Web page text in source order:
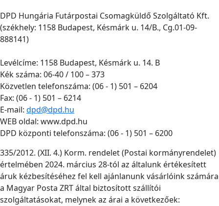
DPD Hungária Futárpostai Csomagküldő Szolgáltató Kft.
(székhely: 1158 Budapest, Késmárk u. 14/B., Cg.01-09-
888141)
Levélcíme: 1158 Budapest, Késmárk u. 14. B
Kék száma: 06-40 / 100 – 373
Közvetlen telefonszáma: (06 - 1) 501 – 6204
Fax: (06 - 1) 501 – 6214
E-mail: dpd@dpd.hu
WEB oldal: www.dpd.hu
DPD központi telefonszáma: (06 - 1) 501 – 6200
335/2012. (XII. 4.) Korm. rendelet (Postai kormányrendelet)
értelmében 2024. március 28-tól az általunk értékesített
áruk kézbesítéséhez fel kell ajánlanunk vásárlóink számára
a Magyar Posta ZRT által biztosított szállítói
szolgáltatásokat, melynek az árai a következőek: